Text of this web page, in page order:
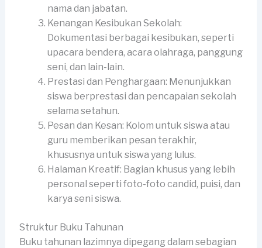
nama dan jabatan.
Kenangan Kesibukan Sekolah:
Dokumentasi berbagai kesibukan, seperti
upacara bendera, acara olahraga, panggung
seni, dan lain-lain.
Prestasi dan Penghargaan: Menunjukkan
siswa berprestasi dan pencapaian sekolah
selama setahun.
Pesan dan Kesan: Kolom untuk siswa atau
guru memberikan pesan terakhir,
khususnya untuk siswa yang lulus.
Halaman Kreatif: Bagian khusus yang lebih
personal seperti foto-foto candid, puisi, dan
karya seni siswa.
Struktur Buku Tahunan
Buku tahunan lazimnya dipegang dalam sebagian